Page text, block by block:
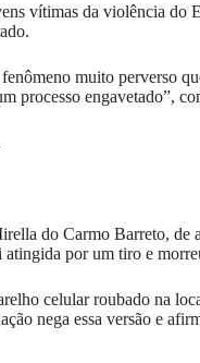
vítimas da violência do
muito perverso
processo engavetado”,
do Carmo Barreto, de
atingida por um tiro e
celular roubado na
nega essa versão e